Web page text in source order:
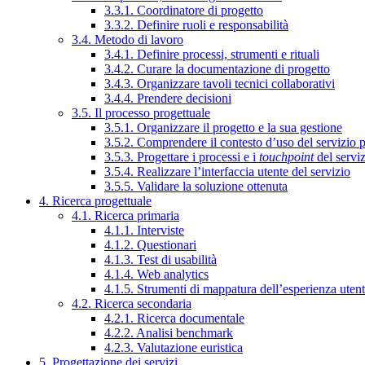
3.3.1. Coordinatore di progetto
3.3.2. Definire ruoli e responsabilità
3.4. Metodo di lavoro
3.4.1. Definire processi, strumenti e rituali
3.4.2. Curare la documentazione di progetto
3.4.3. Organizzare tavoli tecnici collaborativi
3.4.4. Prendere decisioni
3.5. Il processo progettuale
3.5.1. Organizzare il progetto e la sua gestione
3.5.2. Comprendere il contesto d’uso del servizio
3.5.3. Progettare i processi e i touchpointdel
3.5.4. Realizzare l’interfaccia utente del servizio
3.5.5. Validare la soluzione ottenuta
4. Ricerca progettuale
4.1. Ricerca primaria
4.1.1. Interviste
4.1.2. Questionari
4.1.3. Test di usabilità
4.1.4. Web analytics
4.1.5. Strumenti di mappatura dell’esperienza
4.2. Ricerca secondaria
4.2.1. Ricerca documentale
4.2.2. Analisi benchmark
4.2.3. Valutazione euristica
5. Progettazione dei servizi